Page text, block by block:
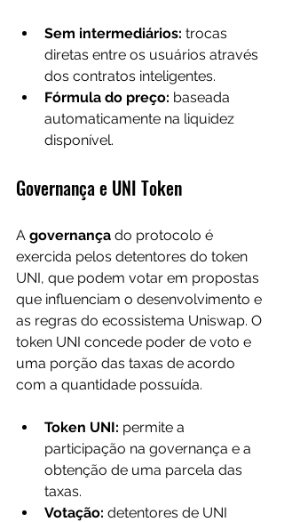
Sem intermediários: trocas
diretas entre os usuários através
dos contratos inteligentes.
Fórmula do preço: baseada
automaticamente na liquidez
disponível.
Governança e UNI Token
A governança do protocolo é
exercida pelos detentores do token
UNI, que podem votar em propostas
que influenciam o desenvolvimento e
as regras do ecossistema Uniswap. O
token UNI concede poder de voto e
uma porção das taxas de acordo
com a quantidade possuída.
Token UNI: permite a
participação na governança e a
obtenção de uma parcela das
taxas.
Votação: detentores de UNI